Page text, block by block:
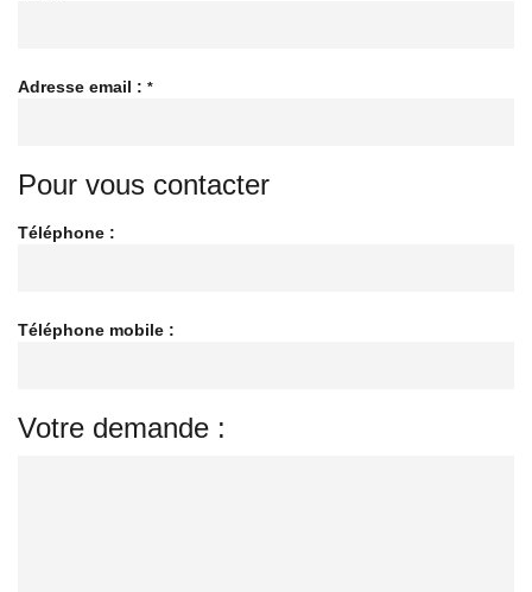
Adresse email : *
Pour vous contacter
Téléphone :
Téléphone mobile :
Votre demande :